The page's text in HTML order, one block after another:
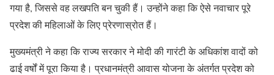
गया है, जिससे वह लखपति बन चुकी हैं। उन्होंने कहा कि ऐसे नवाचार पूरे
प्रदेश की महिलाओं के लिए प्रेरणास्रोत हैं।
मुख्यमंत्री ने कहा कि राज्य सरकार ने मोदी की गारंटी के अधिकांश वादों को
ढाई वर्षों में पूरा किया है। प्रधानमंत्री आवास योजना के अंतर्गत प्रदेश को